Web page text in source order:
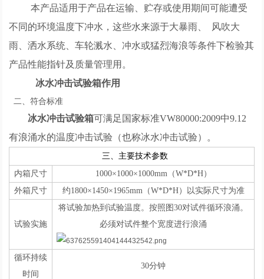
本产品适用于产品在运输、贮存或使用期间可能遭受
不同的环境温度下冲水，这些水来源于大暴雨、 风吹大
雨、洒水系统、车轮溅水、冲水或猛烈海浪等条件下检验其
产品性能指针及质量管理用。
冰水冲击试验箱作用
二、符合标准
冰水冲击试验箱可满足国家标准VW80000:2009中9.12
有浪涌水的温度冲击试验（也称冰水冲击试验）。
三、主要技术参数
内箱尺寸
1000×1000×1000mm（W*D*H）
外箱尺寸
约1800×1450×1965mm（W*D*H）以实际尺寸为准
试验实施
将试验加热到试验温度。按照图30对试件循环浪涌。
必须对试件整个宽度进行浪涌
循环持续
时间
30分钟